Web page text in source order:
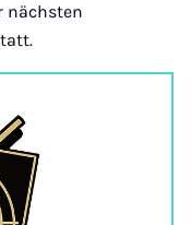
nächsten